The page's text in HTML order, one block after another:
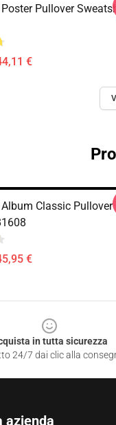
Pullover
€
Classic Pullover
€
in tutta sicurezza
24/7 dai clic alla
azienda